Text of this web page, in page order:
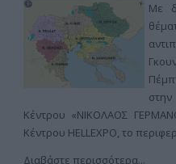
Με
Κέντρου «ΝΙΚΟΛΑΟΣ
Κέντρου HELLEXPO, το
Διαβάστε περισσότερα...